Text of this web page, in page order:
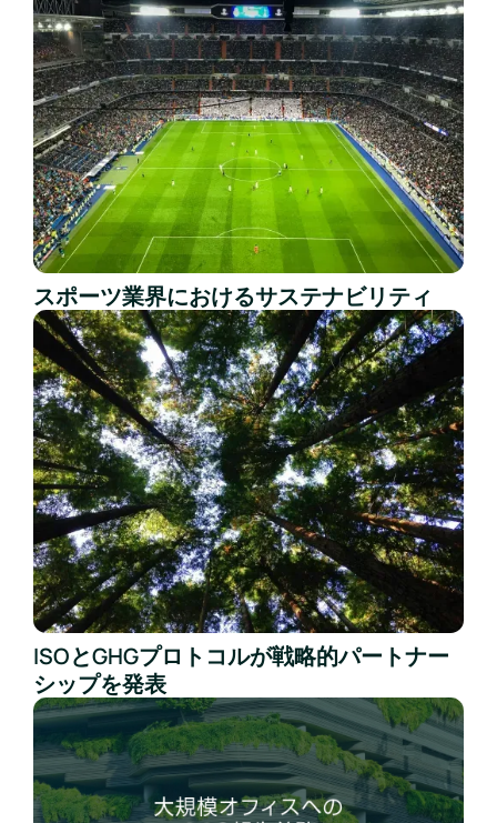
スポーツ業界におけるサステナビリティ
ISOとGHGプロトコルが戦略的パートナー
シップを発表